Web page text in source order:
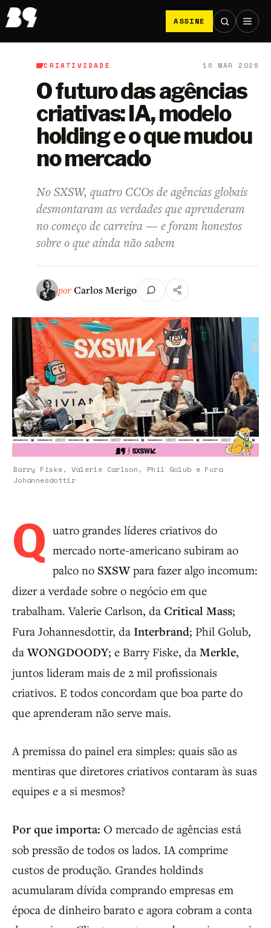
ASSINE
B9/Criatividade
CRIATIVIDADE 16 MAR 2026
O futuro das agências
criativas: IA, modelo
holding e o que mudou
no mercado
No SXSW, quatro CCOs de agências globais
desmontaram as verdades que aprenderam
no começo de carreira — e foram honestos
sobre o que ainda não sabem
porCarlos Merigo
Barry Fiske, Valerie Carlson, Phil Golub e Fura
Johannesdottir
Q uatro grandes líderes criativos do
mercado norte-americano subiram ao
palco no SXSWpara fazer algo incomum:
dizer a verdade sobre o negócio em que
trabalham. Valerie Carlson, da Critical Mass;
Fura Johannesdottir, da Interbrand; Phil Golub,
daWONGDOODY; e Barry Fiske, da Merkle,
juntos lideram mais de 2 mil profissionais
criativos. E todos concordam que boa parte do
que aprenderam não serve mais.
A premissa do painel era simples: quais são as
mentiras que diretores criativos contaram às suas
equipes e a si mesmos?
Por que importa: O mercado de agências está
sob pressão de todos os lados. IA comprime
custos de produção. Grandes holdinds
acumularam dívida comprando empresas em
época de dinheiro barato e agora cobram a conta